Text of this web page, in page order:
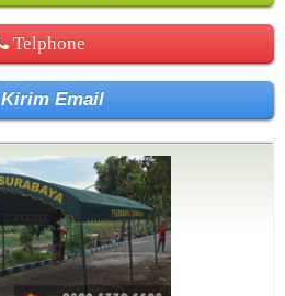
Telphone
Kirim Email